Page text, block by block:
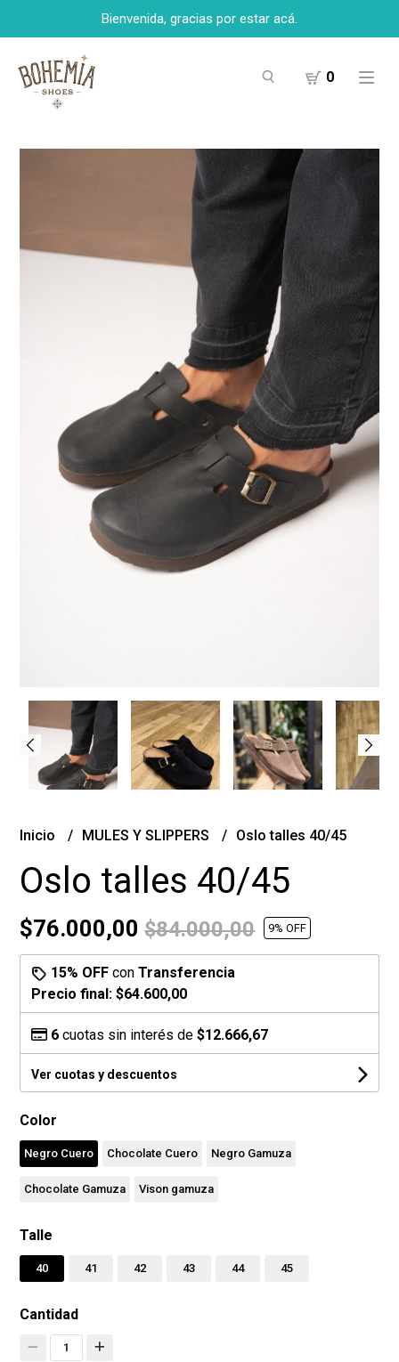
Bienvenida, gracias por estar acá.
0
Inicio MULES Y SLIPPERS Oslo talles 40/45
Oslo talles 40/45
$76.000,00$84.000,00 9% OFF
15% OFF conTransferencia
Precio final:$64.600,00
6 cuotas sin interés de$12.666,67
Ver cuotas y descuentos
Color
Negro Cuero Chocolate Cuero Negro Gamuza
Chocolate Gamuza Vison gamuza
Talle
40 41 42 43 44 45
Cantidad
1